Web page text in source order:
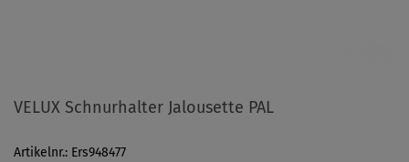
VELUX Schnurhalter Jalousette PAL
Artikelnr.: Ers948477